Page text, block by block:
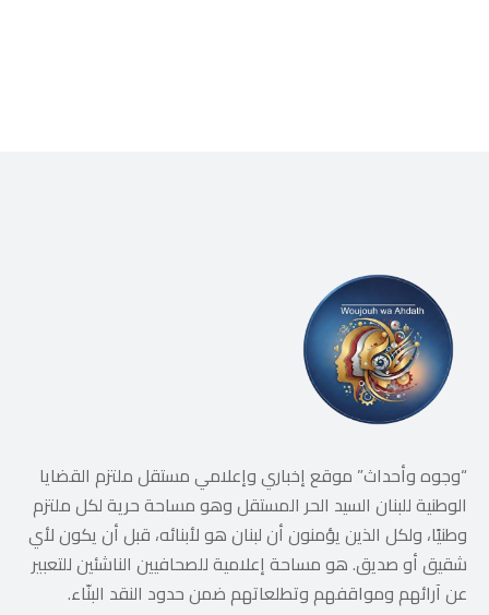
“وجوه وأحداث” موقع إخباري وإعلامي مستقل ملتزم القضايا
الوطنية للبنان السيد الحر المستقل وهو مساحة حرية لكل ملتزم
وطنيًا، ولكل الذين يؤمنون أن لبنان هو لأبنائه، قبل أن يكون لأي
شقيق أو صديق. هو مساحة إعلامية للصحافيين الناشئين للتعبير
عن آرائهم ومواقفهم وتطلعاتهم ضمن حدود النقد البنّاء.